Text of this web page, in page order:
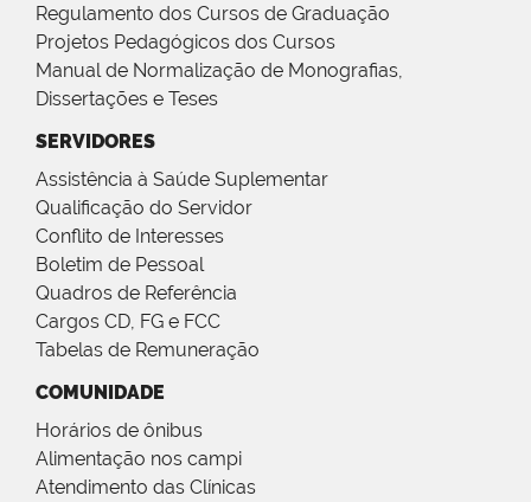
Regulamento dos Cursos de Graduação
Projetos Pedagógicos dos Cursos
Manual de Normalização de Monografias,
Dissertações e Teses
SERVIDORES
Assistência à Saúde Suplementar
Qualificação do Servidor
Conflito de Interesses
Boletim de Pessoal
Quadros de Referência
Cargos CD, FG e FCC
Tabelas de Remuneração
COMUNIDADE
Horários de ônibus
Alimentação nos campi
Atendimento das Clínicas